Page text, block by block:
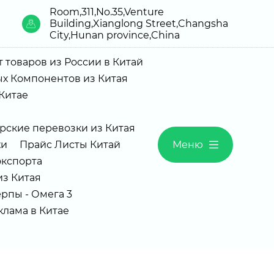
Room,311,No.35,Venture
Building,Xianglong Street,Changsha
City,Hunan province,China
товаров из России в Китай
Компонентов из Китая
перевозки из Китая
Прайс Листы Китай
Китая
- Омега 3
в Китае
Меню